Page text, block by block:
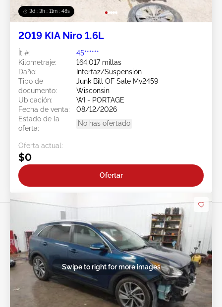
3d : 3h : 11m : 48s
2019 KIA Niro 1.6L
Ít #:
45******
Kilometraje:
164,017 millas
Daño:
Interfaz/Suspensión
Tipo de
documento:
Junk Bill OF Sale Mv2459
Wisconsin
Ubicación:
WI - PORTAGE
Fecha de venta:
08/12/2026
Estado de la
oferta:
No has ofertado
Oferta actual:
$0
Ofertar
Swipe to right for more images